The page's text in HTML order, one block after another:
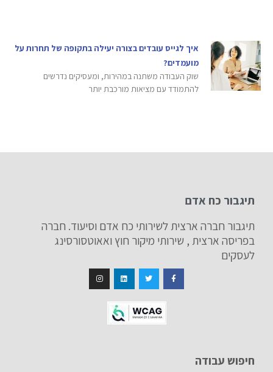
איך לגייס עובדים בצורה יעילה בתקופה של תחרות על
מועמדים?
שוק העבודה משתנה במהירות, ומעסיקים נדרשים
להתמודד עם מציאות מורכבת יותר
תיגבור כח אדם
תיגבור חברה ארצית לשירותי כח אדם וסיעוד. חברה
בפריסה ארצית , שירותי מיקור חוץ ואאוטסורסינג
לעסקים
חיפוש עבודה